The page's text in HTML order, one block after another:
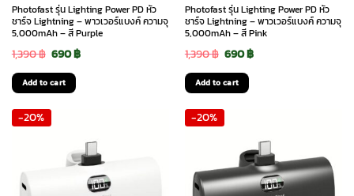
Photofast รุ่น Lighting Power PD หัว
ชาร์จ Lightning – พาวเวอร์แบงค์ ความจุ
5,000mAh – สี Purple
1,390฿ Original
price
was:
1,390 ฿.
690฿Current
Add to cart
Photofast รุ่น Lighting Power PD หัว
ชาร์จ Lightning – พาวเวอร์แบงค์ ความจุ
5,000mAh – สี Pink
1,390฿ Original
price
was:
1,390 ฿.
690฿Current
Add to cart
-20% -20%